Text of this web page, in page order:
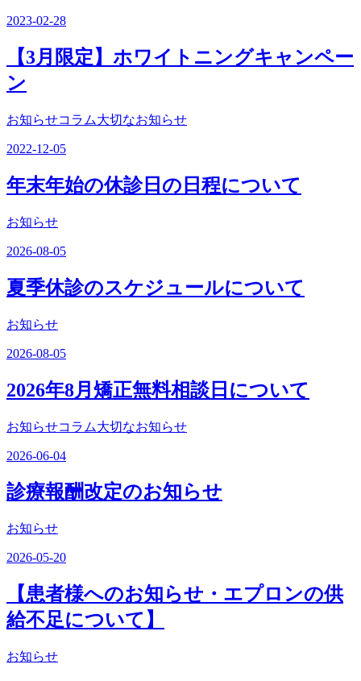
2023-02-28
【3月限定】ホワイトニングキャンペー
ン
お知らせコラム大切なお知らせ
2022-12-05
年末年始の休診日の日程について
お知らせ
2026-08-05
夏季休診のスケジュールについて
お知らせ
2026-08-05
2026年8月矯正無料相談日について
お知らせコラム大切なお知らせ
2026-06-04
診療報酬改定のお知らせ
お知らせ
2026-05-20
【患者様へのお知らせ・エプロンの供
給不足について】
お知らせ